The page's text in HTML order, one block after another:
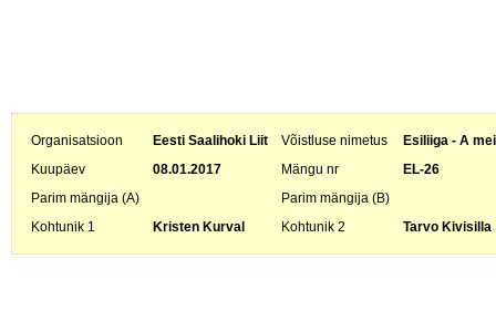
Organisatsioon Eesti Saalihoki Liit Võistluse nimetus
Esiliiga - A
Kuupäev
08.01.2017 Mängu nr
EL-26
Parim mängija (A)
Parim mängija (B)
Kohtunik 1
Kristen Kurval Kohtunik 2 Tarvo Kivisilla